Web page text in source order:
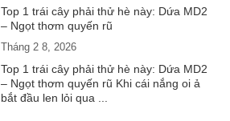
Top 1 trái cây phải thử hè này: Dứa MD2
– Ngọt thơm quyến rũ
Tháng 2 8, 2026
Top 1 trái cây phải thử hè này: Dứa MD2
– Ngọt thơm quyến rũ Khi cái nắng oi ả
bắt đầu len lỏi qua ...